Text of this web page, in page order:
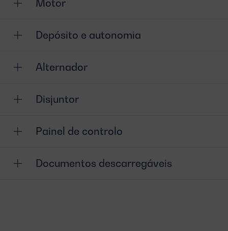
Motor
Depósito e autonomia
Alternador
Disjuntor
Painel de controlo
Documentos descarregáveis